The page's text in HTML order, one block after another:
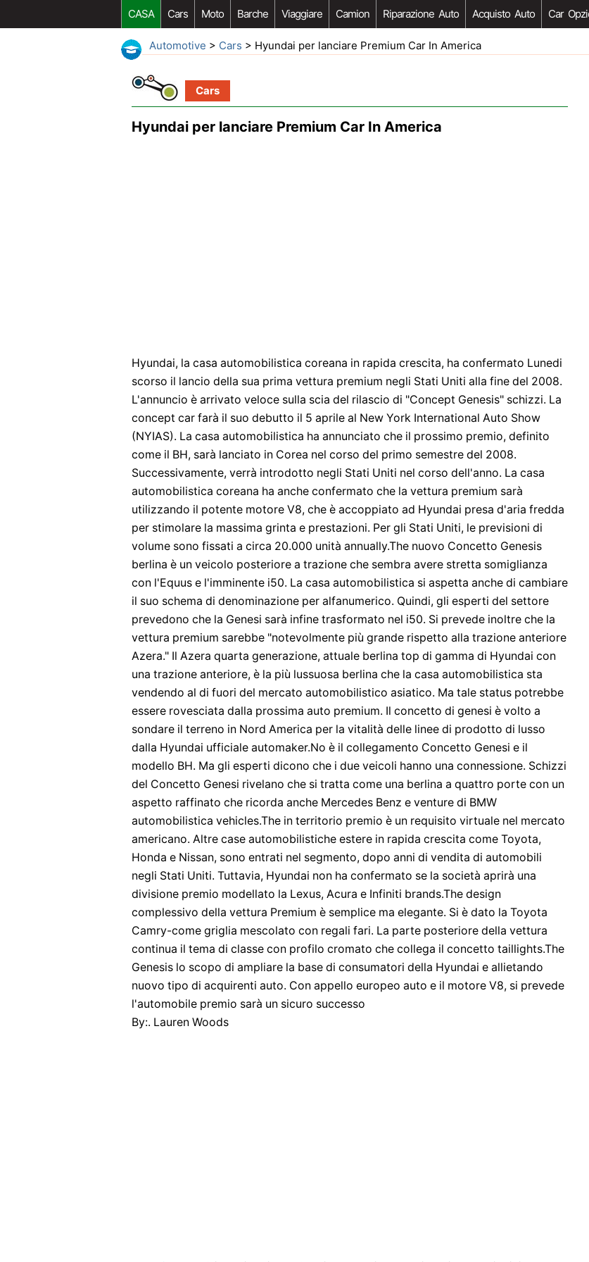
CASA Cars Moto Barche Viaggiare Camion Riparazione Auto Acquisto Auto Car
Automotive > Cars > Hyundai per lanciare Premium Car In America
Cars
Hyundai per lanciare Premium Car In America
Hyundai, la casa automobilistica coreana in rapida crescita, ha confermato Lunedi
scorso il lancio della sua prima vettura premium negli Stati Uniti alla fine del 2008.
L'annuncio è arrivato veloce sulla scia del rilascio di "Concept Genesis" schizzi. La
concept car farà il suo debutto il 5 aprile al New York International Auto Show
(NYIAS). La casa automobilistica ha annunciato che il prossimo premio, definito
come il BH, sarà lanciato in Corea nel corso del primo semestre del 2008.
Successivamente, verrà introdotto negli Stati Uniti nel corso dell'anno. La casa
automobilistica coreana ha anche confermato che la vettura premium sarà
utilizzando il potente motore V8, che è accoppiato ad Hyundai presa d'aria fredda
per stimolare la massima grinta e prestazioni. Per gli Stati Uniti, le previsioni di
volume sono fissati a circa 20.000 unità annually.The nuovo Concetto Genesis
berlina è un veicolo posteriore a trazione che sembra avere stretta somiglianza
con l'Equus e l'imminente i50. La casa automobilistica si aspetta anche di cambiare
il suo schema di denominazione per alfanumerico. Quindi, gli esperti del settore
prevedono che la Genesi sarà infine trasformato nel i50. Si prevede inoltre che la
vettura premium sarebbe "notevolmente più grande rispetto alla trazione anteriore
Azera." Il Azera quarta generazione, attuale berlina top di gamma di Hyundai con
una trazione anteriore, è la più lussuosa berlina che la casa automobilistica sta
vendendo al di fuori del mercato automobilistico asiatico. Ma tale status potrebbe
essere rovesciata dalla prossima auto premium. Il concetto di genesi è volto a
sondare il terreno in Nord America per la vitalità delle linee di prodotto di lusso
dalla Hyundai ufficiale automaker.No è il collegamento Concetto Genesi e il
modello BH. Ma gli esperti dicono che i due veicoli hanno una connessione. Schizzi
del Concetto Genesi rivelano che si tratta come una berlina a quattro porte con un
aspetto raffinato che ricorda anche Mercedes Benz e venture di BMW
automobilistica vehicles.The in territorio premio è un requisito virtuale nel mercato
americano. Altre case automobilistiche estere in rapida crescita come Toyota,
Honda e Nissan, sono entrati nel segmento, dopo anni di vendita di automobili
negli Stati Uniti. Tuttavia, Hyundai non ha confermato se la società aprirà una
divisione premio modellato la Lexus, Acura e Infiniti brands.The design
complessivo della vettura Premium è semplice ma elegante. Si è dato la Toyota
Camry-come griglia mescolato con regali fari. La parte posteriore della vettura
continua il tema di classe con profilo cromato che collega il concetto taillights.The
Genesis lo scopo di ampliare la base di consumatori della Hyundai e allietando
nuovo tipo di acquirenti auto. Con appello europeo auto e il motore V8, si prevede
l'automobile premio sarà un sicuro successo
By:. Lauren Woods